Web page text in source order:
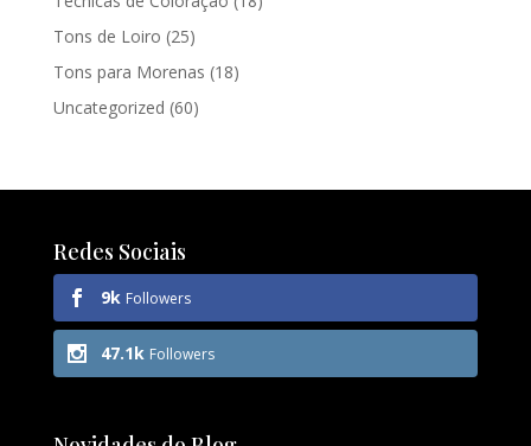
Tons de Loiro (25)
Tons para Morenas (18)
Uncategorized (60)
Redes Sociais
9k Followers
47.1k Followers